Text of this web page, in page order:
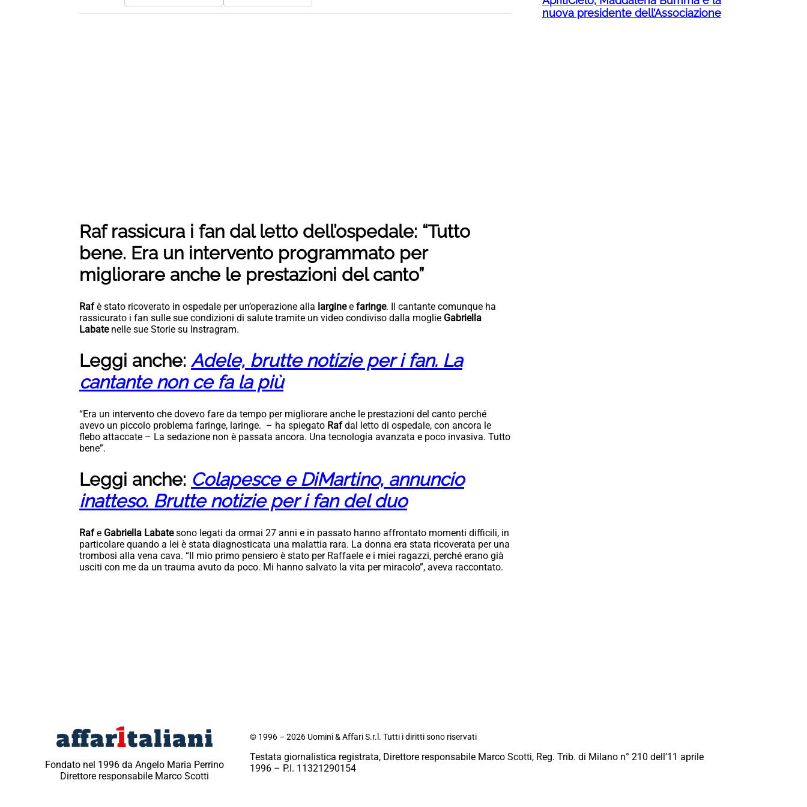
Raf rassicura i fan dal letto dell’ospedale: “Tutto
bene. Era un intervento programmato per
migliorare anche le prestazioni del canto”
Rafè stato ricoverato in ospedale per un’operazione alla larginee faringe. Il cantante comunque ha
rassicurato i fan sulle sue condizioni di salute tramite un video condiviso dalla moglie Gabriella
Labatenelle sue Storie su Instragram.
Leggi anche: Adele, brutte notizie per i fan. La
cantante non ce fa la più
“Era un intervento che dovevo fare da tempo per migliorare anche le prestazioni del canto perché
avevo un piccolo problema faringe, laringe. – ha spiegato Rafdal letto di ospedale, con ancora le
flebo attaccate – La sedazione non è passata ancora. Una tecnologia avanzata e poco invasiva. Tutto
bene”.
Leggi anche: Colapesce e DiMartino, annuncio
inatteso. Brutte notizie per i fan del duo
Rafe Gabriella Labatesono legati da ormai 27 anni e in passato hanno affrontato momenti difficili, in
particolare quando a lei è stata diagnosticata una malattia rara. La donna era stata ricoverata per una
trombosi alla vena cava. “Il mio primo pensiero è stato per Raffaele e i miei ragazzi, perché erano già
usciti con me da un trauma avuto da poco. Mi hanno salvato la vita per miracolo”, aveva raccontato.
nuova presidente dell’Associazione
Fondato nel 1996 da Angelo Maria Perrino
Direttore responsabile Marco Scotti
© 1996 – 2026 Uomini & Affari S.r.l. Tutti i diritti sono riservati
Testata giornalistica registrata, Direttore responsabile Marco Scotti, Reg. Trib. di Milano n° 210 dell’11 aprile
1996 – P.I. 11321290154